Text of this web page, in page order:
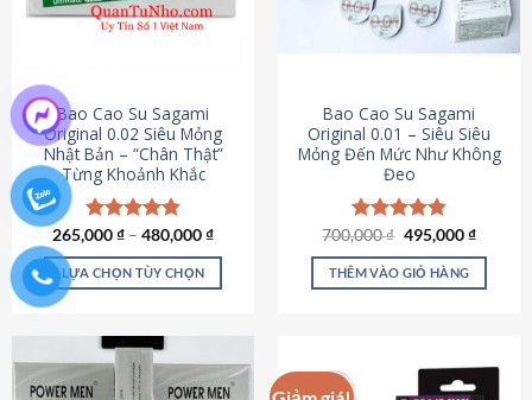
phẩm
Bao Cao Su Sagami
Original 0.02 Siêu Mỏng
Nhật Bản – “Chân Thật”
Từng Khoảnh Khắc
Được xếp
hạng4.87
5 sao
265,000₫ – 480,000₫
LỰA CHỌN TÙY CHỌN
này
có
Bao Cao Su Sagami
Original 0.01 – Siêu Siêu
Mỏng Đến Mức Như Không
Đeo
Được xếp
hạng4.83
5 sao
700,000₫ Giá
là:
700,000 ₫.
495,000₫Giá
tại
THÊM VÀO GIỎ HÀNG